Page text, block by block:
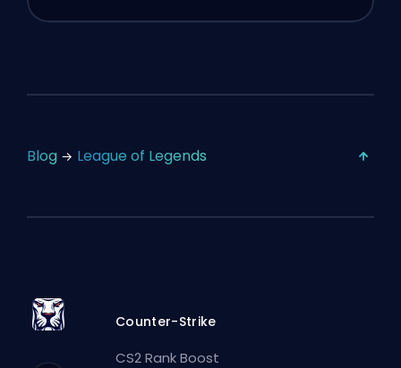
Blog League of Legends
Counter-Strike
CS2 Rank Boost